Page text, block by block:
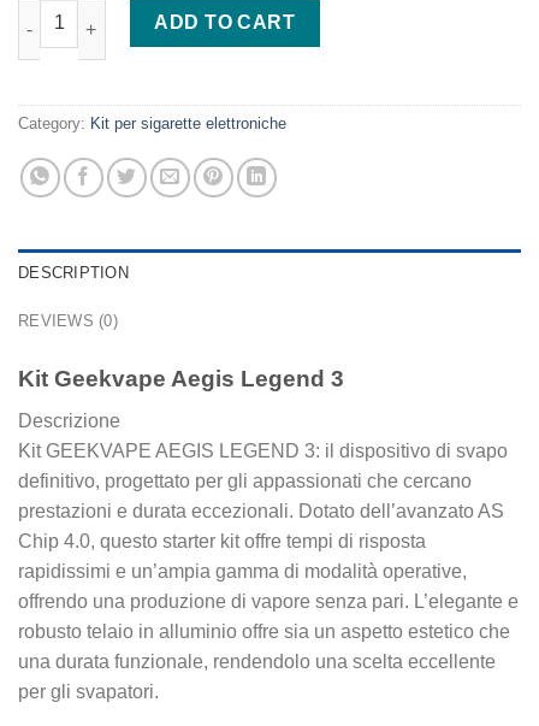
Kit Geekvape Aegis Legend 3 quantity
ADD TO CART
Category: Kit per sigarette elettroniche
DESCRIPTION
REVIEWS (0)
Kit Geekvape Aegis Legend 3
Descrizione
Kit GEEKVAPE AEGIS LEGEND 3: il dispositivo di svapo
definitivo, progettato per gli appassionati che cercano
prestazioni e durata eccezionali. Dotato dell’avanzato AS
Chip 4.0, questo starter kit offre tempi di risposta
rapidissimi e un’ampia gamma di modalità operative,
offrendo una produzione di vapore senza pari. L’elegante e
robusto telaio in alluminio offre sia un aspetto estetico che
una durata funzionale, rendendolo una scelta eccellente
per gli svapatori.